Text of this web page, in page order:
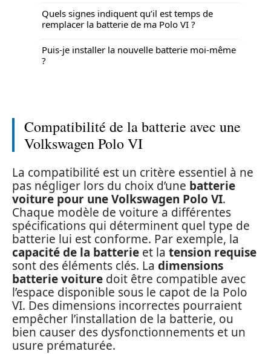
Quels signes indiquent qu’il est temps de
remplacer la batterie de ma Polo VI ?
Puis-je installer la nouvelle batterie moi-même
?
Compatibilité de la batterie avec une
Volkswagen Polo VI
La compatibilité est un critère essentiel à ne
pas négliger lors du choix d’une batterie
voiture pour une Volkswagen Polo VI.
Chaque modèle de voiture a différentes
spécifications qui déterminent quel type de
batterie lui est conforme. Par exemple, la
capacité de la batterie et la tension requise
sont des éléments clés. La dimensions
batterie voiture doit être compatible avec
l’espace disponible sous le capot de la Polo
VI. Des dimensions incorrectes pourraient
empêcher l’installation de la batterie, ou
bien causer des dysfonctionnements et un
usure prématurée.